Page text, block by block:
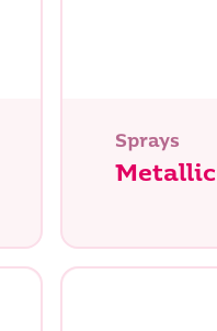
Sprays
Metallic